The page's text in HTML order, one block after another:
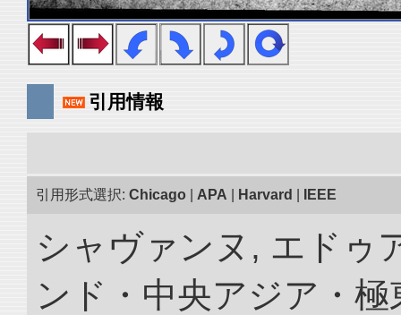
引用情報
引用形式選択: Chicago APA Harvard IEEE
シャヴァンヌ, エドゥ
ンド・中央アジア・